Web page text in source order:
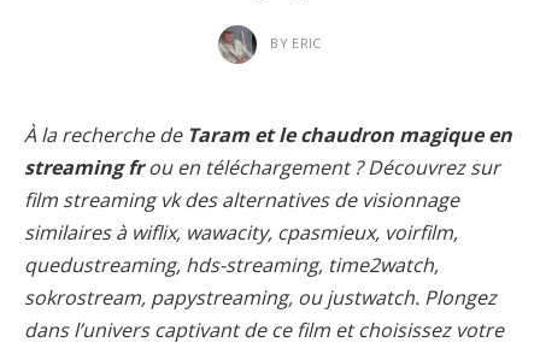
BY ERIC
À la recherche de Taram et le chaudron magique en
streaming frou en téléchargement ? Découvrez sur
film streaming vk des alternatives de visionnage
similaires à wiflix, wawacity, cpasmieux, voirfilm,
quedustreaming, hds-streaming, time2watch,
sokrostream, papystreaming, ou justwatch. Plongez
dans l’univers captivant de ce film et choisissez votre